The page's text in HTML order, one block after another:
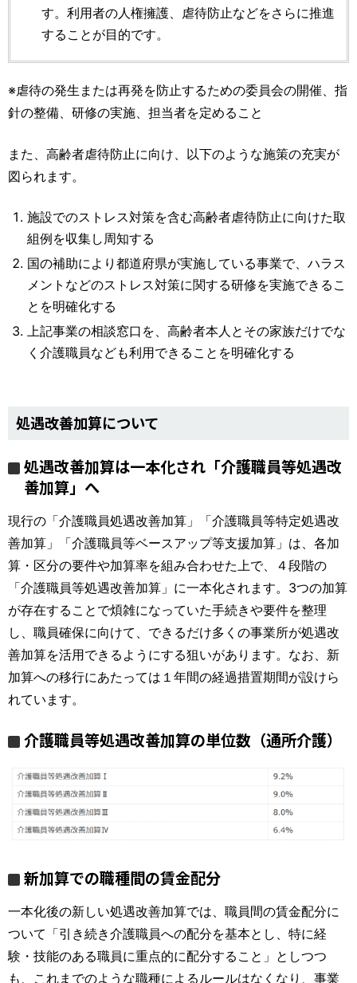
す。利用者の人権擁護、虐待防止などをさらに推進
することが目的です。
※虐待の発生または再発を防止するための委員会の開催、指
針の整備、研修の実施、担当者を定めること
また、高齢者虐待防止に向け、以下のような施策の充実が
図られます。
施設でのストレス対策を含む高齢者虐待防止に向けた取
組例を収集し周知する
国の補助により都道府県が実施している事業で、ハラス
メントなどのストレス対策に関する研修を実施できるこ
とを明確化する
上記事業の相談窓口を、高齢者本人とその家族だけでな
く介護職員なども利用できることを明確化する
処遇改善加算について
処遇改善加算は一本化され「介護職員等処遇改
善加算」へ
現行の「介護職員処遇改善加算」「介護職員等特定処遇改
善加算」「介護職員等ベースアップ等支援加算」は、各加
算・区分の要件や加算率を組み合わせた上で、４段階の
「介護職員等処遇改善加算」に一本化されます。3つの加算
が存在することで煩雑になっていた手続きや要件を整理
し、職員確保に向けて、できるだけ多くの事業所が処遇改
善加算を活用できるようにする狙いがあります。なお、新
加算への移行にあたっては１年間の経過措置期間が設けら
れています。
介護職員等処遇改善加算の単位数（通所介護）
新加算での職種間の賃金配分
一本化後の新しい処遇改善加算では、職員間の賃金配分に
ついて「引き続き介護職員への配分を基本とし、特に経
験・技能のある職員に重点的に配分すること」としつつ
も、これまでのような職種によるルールはなくなり、事業